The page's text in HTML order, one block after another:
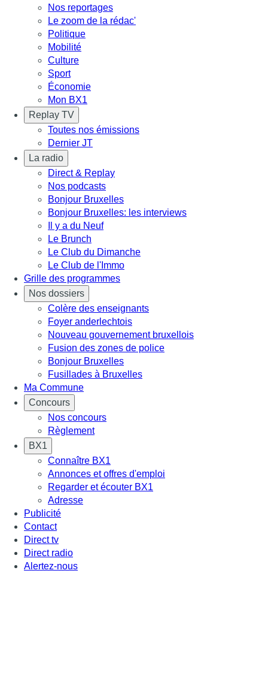
Nos reportages
Le zoom de la rédac'
Politique
Mobilité
Culture
Sport
Économie
Mon BX1
Replay TV
Toutes nos émissions
Dernier JT
La radio
Direct & Replay
Nos podcasts
Bonjour Bruxelles
Bonjour Bruxelles: les interviews
Il y a du Neuf
Le Brunch
Le Club du Dimanche
Le Club de l'Immo
Grille des programmes
Nos dossiers
Colère des enseignants
Foyer anderlechtois
Nouveau gouvernement bruxellois
Fusion des zones de police
Bonjour Bruxelles
Fusillades à Bruxelles
Ma Commune
Concours
Nos concours
Règlement
BX1
Connaître BX1
Annonces et offres d'emploi
Regarder et écouter BX1
Adresse
Publicité
Contact
Direct tv
Direct radio
Alertez-nous